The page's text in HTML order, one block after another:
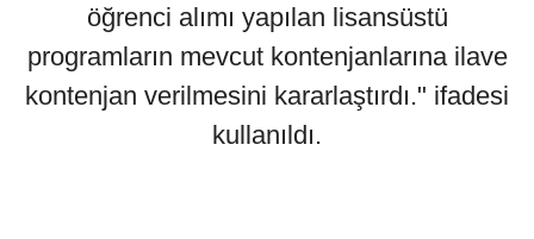
öğrenci alımı yapılan lisansüstü
programların mevcut kontenjanlarına ilave
kontenjan verilmesini kararlaştırdı." ifadesi
kullanıldı.